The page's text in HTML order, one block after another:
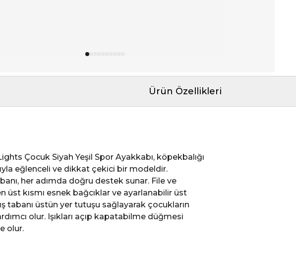
Ürün Özellikleri
Çocuk Siyah Yeşil Spor Ayakkabı, köpekbalığı
eğlenceli ve dikkat çekici bir modeldir.
her adımda doğru destek sunar. File ve
kısmı esnek bağcıklar ve ayarlanabilir üst
tabanı üstün yer tutuşu sağlayarak çocukların
olur. Işıkları açıp kapatabilme düğmesi
olur.